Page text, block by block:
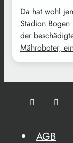
Da hat wohl
Stadion Bogen
der
Mähroboter,
AGB